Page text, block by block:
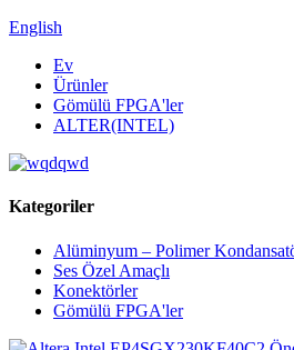
English
Ev
Ürünler
Gömülü FPGA'ler
ALTER(INTEL)
Kategoriler
Alüminyum – Polimer
Ses Özel Amaçlı
Konektörler
Gömülü FPGA'ler